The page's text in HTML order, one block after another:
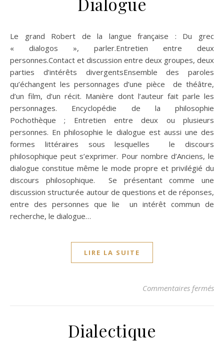
Le grand Robert de la langue française : Du grec
« dialogos », parler.Entretien entre deux
personnes.Contact et discussion entre deux groupes, deux
parties d’intérêts divergentsEnsemble des paroles
qu’échangent les personnages d’une pièce de théâtre,
d’un film, d’un récit. Manière dont l’auteur fait parle les
personnages. Encyclopédie de la philosophie
Pochothèque ; Entretien entre deux ou plusieurs
personnes. En philosophie le dialogue est aussi une des
formes littéraires sous lesquelles le discours
philosophique peut s’exprimer. Pour nombre d’Anciens, le
dialogue constitue même le mode propre et privilégié du
discours philosophique. Se présentant comme une
discussion structurée autour de questions et de réponses,
entre des personnes que lie un intérêt commun de
recherche, le dialogue…
LIRE LA SUITE
Commentaires fermés
Dialectique